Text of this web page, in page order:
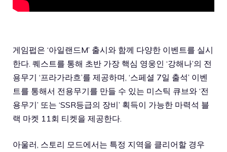
게임펍은 ‘아일랜드M’ 출시와 함께 다양한 이벤트를 실시
한다. 퀘스트를 통해 초반 가장 핵심 영웅인 ‘강해나’의 전
용무기 ‘프라가라흐’를 제공하며, ‘스페셜 7일 출석’ 이벤
트를 통해서 전용무기를 만들 수 있는 미스틱 큐브와 ‘전
용무기’ 또는 ‘SSR등급의 장비’ 획득이 가능한 마력석 블
랙 마켓 11회 티켓을 제공한다.
아울러, 스토리 모드에서는 특정 지역을 클리어할 경우